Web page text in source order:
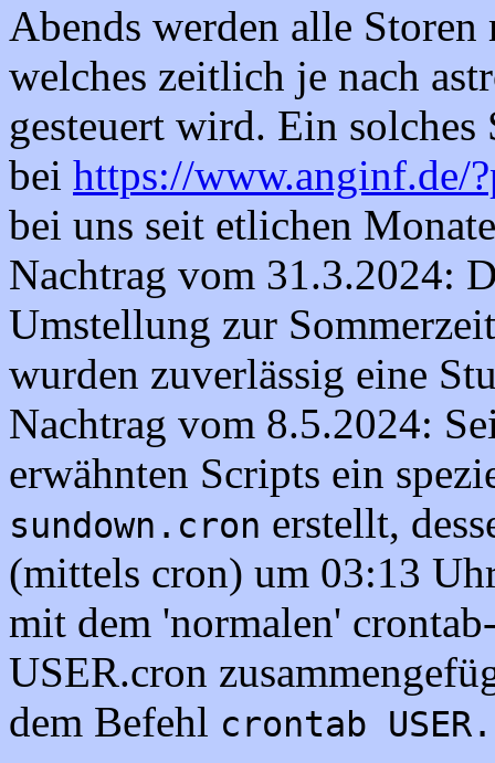
Abends werden alle
welches zeitlich je nach
gesteuert wird. Ein
bei https://www.anginf.de/
bei uns seit etlichen
Nachtrag vom 31.3.2024:
Umstellung zur
wurden zuverlässig eine
Nachtrag vom 8.5.2024:
erwähnten Scripts ein
sundown.cron erstellt,
(mittels cron) um 03:13
mit dem 'normalen'
USER.cron
dem Befehl crontab